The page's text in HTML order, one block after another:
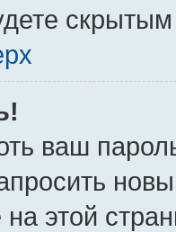
ваш
на этой